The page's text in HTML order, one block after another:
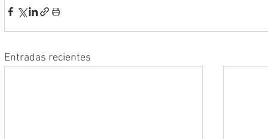
Entradas recientes